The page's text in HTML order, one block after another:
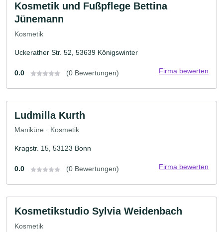
Kosmetik und Fußpflege Bettina
Jünemann
Kosmetik
Uckerather Str. 52, 53639 Königswinter
0.0 (0 Bewertungen) Firma bewerten
Ludmilla Kurth
Maniküre · Kosmetik
Kragstr. 15, 53123 Bonn
0.0 (0 Bewertungen) Firma bewerten
Kosmetikstudio Sylvia Weidenbach
Kosmetik